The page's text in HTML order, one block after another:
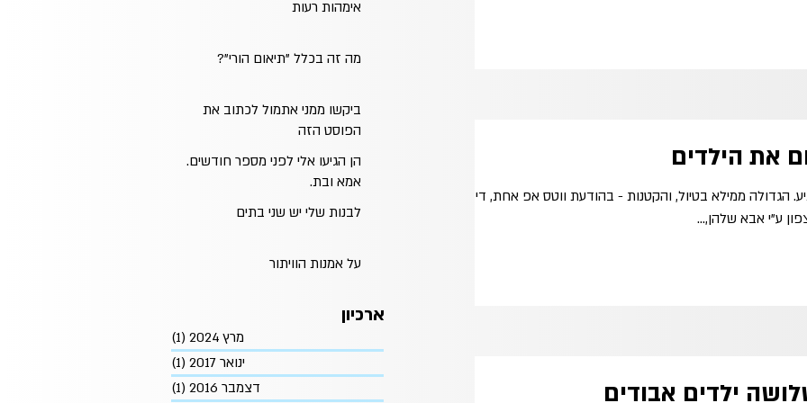
אימהות רעות
מה זה בכלל "תיאום הורי"?
ביקשו ממני אתמול לכתוב את
הפוסט הזה
הן הגיעו אלי לפני מספר חודשים.
אמא ובת.
לבנות שלי יש שני בתים
על אמנות הוויתור
ארכיון
מרץ 2024 (1)
ינואר 2017
(1)
דצמבר 2016
(1)
את הילדים
הגדולה ממילא בטיול, והקטנות - בהודעת ווטס אפ אחת, די
ע"י אבא שלהן,...
ילדים אבודים